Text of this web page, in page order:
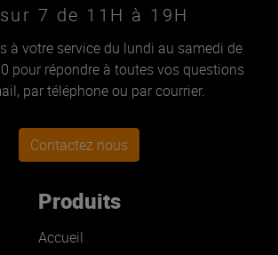
7 de 11H à 19H
à votre service du lundi au samedi de
pour répondre à toutes vos questions
par téléphone ou par courrier.
Contactez nous
Produits
Accueil